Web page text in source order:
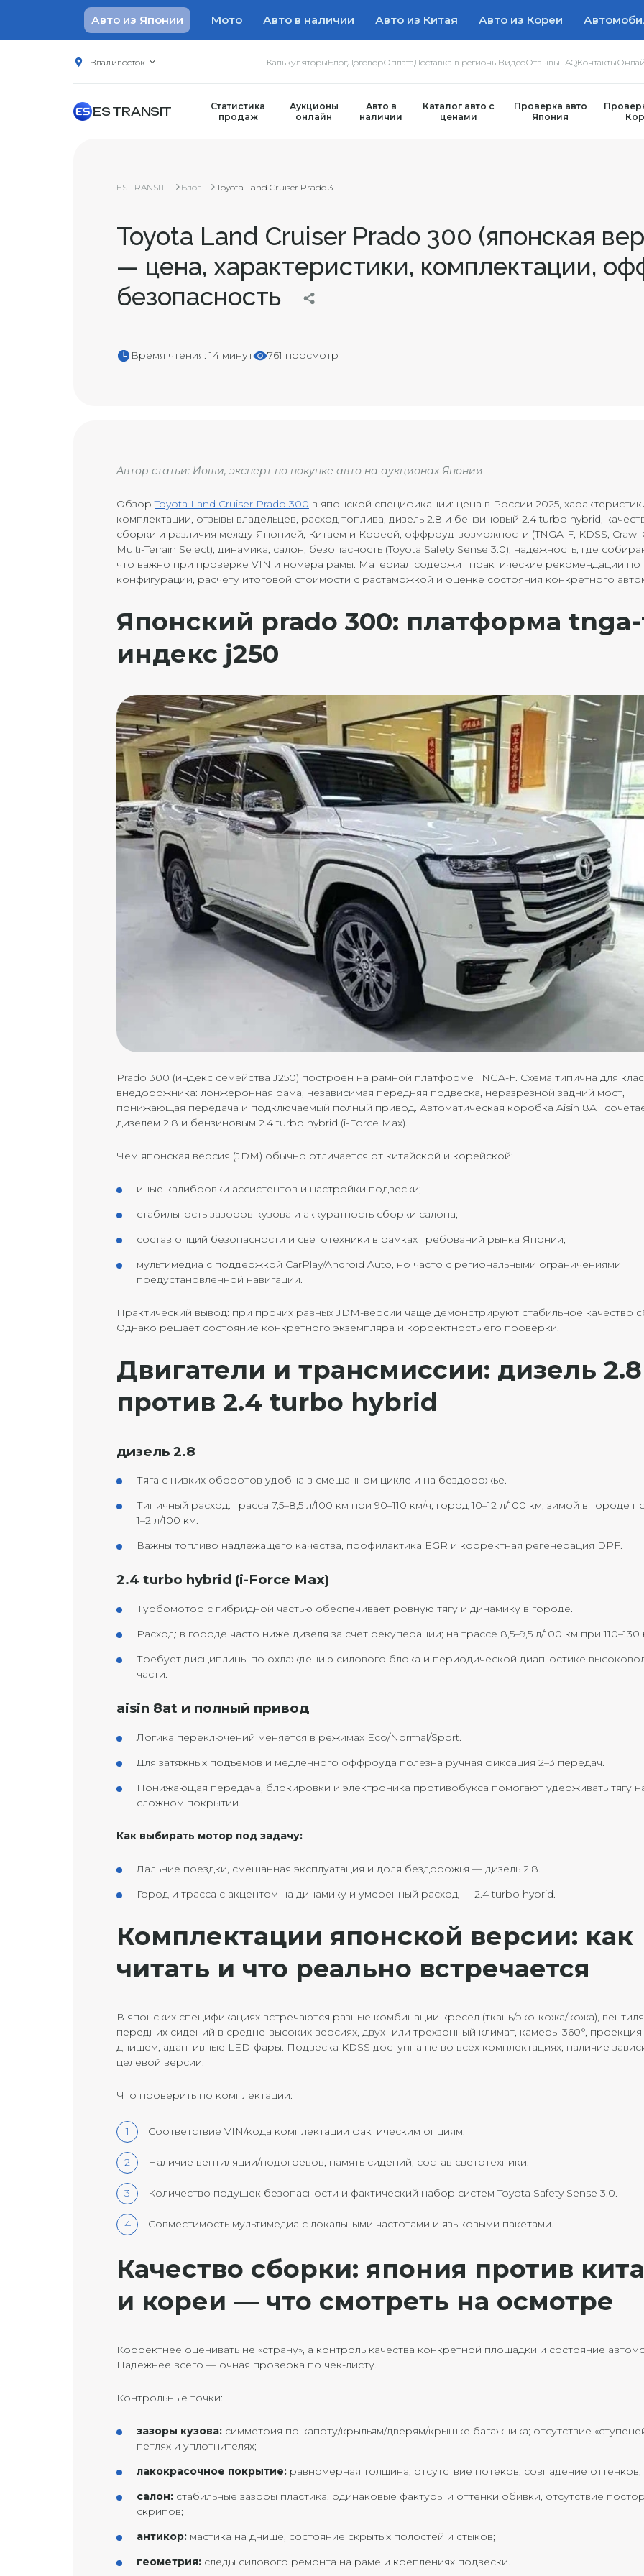
Авто из Японии Мото Авто в наличии Авто из Китая Авто из Кореи
Владивосток КалькуляторыБлогДоговорОплатаДоставка в регионыВидеоОтзывыFAQКонтакты
ES TRANSIT
Статистика
продаж
Аукционы
онлайн
Авто в
наличии
Каталог авто с
ценами
Проверка авто
Япония
ES TRANSIT Блог Toyota Land Cruiser Prado 3...
Toyota Land Cruiser Prado 300 (японская
— цена, характеристики, комплектации,
безопасность
Время чтения: 14 минут 761 просмотр
Автор статьи: Иоши, эксперт по покупке авто на аукционах Японии
ОбзорToyota Land Cruiser Prado 300 в японской спецификации: цена в России 2025,
комплектации, отзывы владельцев, расход топлива, дизель 2.8 и бензиновый 2.4 turbo hybrid,
сборки и различия между Японией, Китаем и Кореей, оффроуд-возможности (TNGA-F, KDSS, Crawl
Multi-Terrain Select), динамика, салон, безопасность (Toyota Safety Sense 3.0), надежность, где
что важно при проверке VIN и номера рамы. Материал содержит практические рекомендации
конфигурации, расчету итоговой стоимости с растаможкой и оценке состояния конкретного
Японский prado 300: платформа
индекс j250
Prado 300 (индекс семейства J250) построен на рамной платформе TNGA-F. Схема типична для
внедорожника: лонжеронная рама, независимая передняя подвеска, неразрезной задний мост,
понижающая передача и подключаемый полный привод. Автоматическая коробка Aisin 8AT
дизелем 2.8 и бензиновым 2.4 turbo hybrid (i-Force Max).
Чем японская версия (JDM) обычно отличается от китайской и корейской:
иные калибровки ассистентов и настройки подвески;
стабильность зазоров кузова и аккуратность сборки салона;
состав опций безопасности и светотехники в рамках требований рынка Японии;
мультимедиа с поддержкой CarPlay/Android Auto, но часто с региональными ограничениями
предустановленной навигации.
Практический вывод: при прочих равных JDM-версии чаще демонстрируют стабильное качество
Однако решает состояние конкретного экземпляра и корректность его проверки.
Двигатели и трансмиссии: дизель 2.8
против 2.4 turbo hybrid
дизель 2.8
Тяга с низких оборотов удобна в смешанном цикле и на бездорожье.
Типичный расход: трасса 7,5–8,5 л/100 км при 90–110 км/ч; город 10–12 л/100 км; зимой в городе
1–2 л/100 км.
Важны топливо надлежащего качества, профилактика EGR и корректная регенерация DPF.
2.4 turbo hybrid (i-Force Max)
Турбомотор с гибридной частью обеспечивает ровную тягу и динамику в городе.
Расход: в городе часто ниже дизеля за счет рекуперации; на трассе 8,5–9,5 л/100 км при 110–130
Требует дисциплины по охлаждению силового блока и периодической диагностике
части.
aisin 8at и полный привод
Логика переключений меняется в режимах Eco/Normal/Sport.
Для затяжных подъемов и медленного оффроуда полезна ручная фиксация 2–3 передач.
Понижающая передача, блокировки и электроника противобукса помогают удерживать тягу
сложном покрытии.
Как выбирать мотор под задачу:
Дальние поездки, смешанная эксплуатация и доля бездорожья — дизель 2.8.
Город и трасса с акцентом на динамику и умеренный расход — 2.4 turbo hybrid.
Комплектации японской версии: как
читать и что реально встречается
В японских спецификациях встречаются разные комбинации кресел (ткань/эко-кожа/кожа),
передних сидений в средне-высоких версиях, двух- или трехзонный климат, камеры 360°,
днищем, адаптивные LED-фары. Подвеска KDSS доступна не во всех комплектациях; наличие
целевой версии.
Что проверить по комплектации:
Соответствие VIN/кода комплектации фактическим опциям.
Наличие вентиляции/подогревов, память сидений, состав светотехники.
Количество подушек безопасности и фактический набор систем Toyota Safety Sense 3.0.
Совместимость мультимедиа с локальными частотами и языковыми пакетами.
Качество сборки: япония против
и кореи — что смотреть на осмотре
Корректнее оценивать не «страну», а контроль качества конкретной площадки и состояние
Надежнее всего — очная проверка по чек-листу.
Контрольные точки:
зазоры кузова: симметрия по капоту/крыльям/дверям/крышке багажника; отсутствие
петлях и уплотнителях;
лакокрасочное покрытие: равномерная толщина, отсутствие потеков, совпадение оттенков;
салон: стабильные зазоры пластика, одинаковые фактуры и оттенки обивки, отсутствие
скрипов;
антикор: мастика на днище, состояние скрытых полостей и стыков;
геометрия: следы силового ремонта на раме и креплениях подвески.